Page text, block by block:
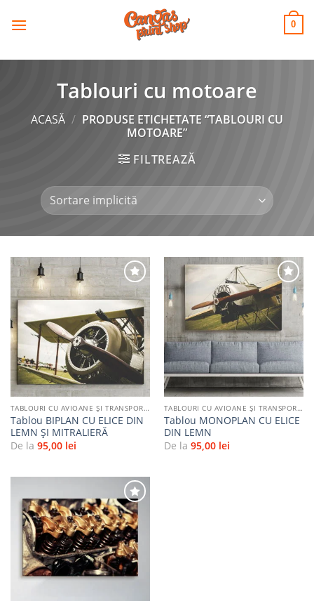
CANVAS
PRINT SHOP 0
Tablouri cu motoare
ACASĂ / PRODUSE ETICHETATE “TABLOURI CU
MOTOARE”
FILTREAZĂ
Adaugă
la
favorite
TABLOURI CU AVIOANE ȘI TRANSPORT AERIAN
Tablou BIPLAN CU ELICE DIN
LEMN ȘI MITRALIERĂ
De la 95,00 lei
Adaugă
la
favorite
TABLOURI CU AVIOANE ȘI TRANSPORT AERIAN
Tablou MONOPLAN CU ELICE
DIN LEMN
De la 95,00 lei
Adaugă
la
favorite